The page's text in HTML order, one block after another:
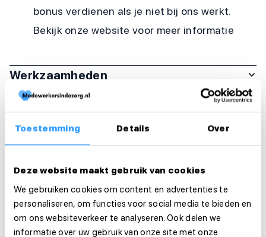
Toestemming Details Over
Deze website maakt gebruik van cookies
We gebruiken cookies om content en advertenties te
personaliseren, om functies voor social media te bieden en
om ons websiteverkeer te analyseren. Ook delen we
informatie over uw gebruik van onze site met onze
bonus verdienen als je niet bij ons werkt.
Bekijk onze website voor meer informatie
Werkzaamheden
Arbeidsduur en werktijden
Organisatie
Functie-eisen
Sollicitatie
Is deze vacature je op het lijf geschreven?